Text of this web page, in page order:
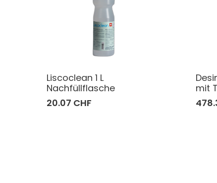
Liscoclean 1 L
Nachfüllflasche
20.07 CHF
mit